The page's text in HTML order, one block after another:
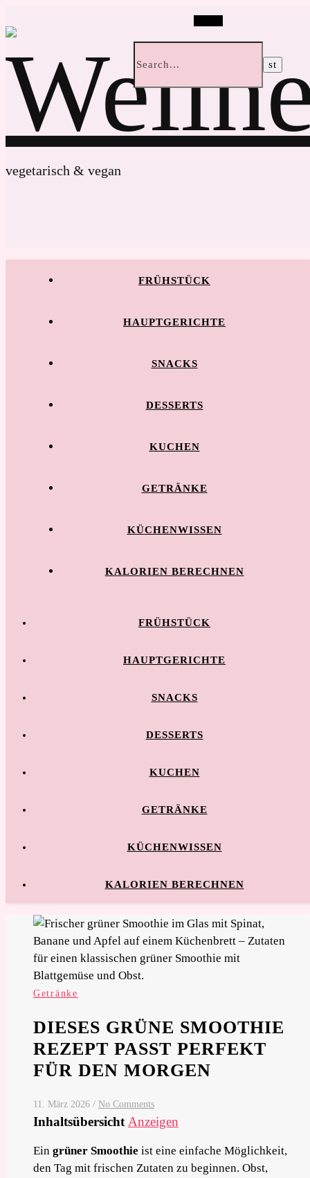
vegetarisch & vegan
FRÜHSTÜCK
HAUPTGERICHTE
SNACKS
DESSERTS
KUCHEN
GETRÄNKE
KÜCHENWISSEN
KALORIEN BERECHNEN
FRÜHSTÜCK
HAUPTGERICHTE
SNACKS
DESSERTS
KUCHEN
GETRÄNKE
KÜCHENWISSEN
KALORIEN BERECHNEN
Getränke
DIESES GRÜNE SMOOTHIE
REZEPT PASST PERFEKT
FÜR DEN MORGEN
11. März 2026 / No Comments
InhaltsübersichtAnzeigen
Ein grüner Smoothie ist eine einfache Möglichkeit,
den Tag mit frischen Zutaten zu beginnen. Obst,